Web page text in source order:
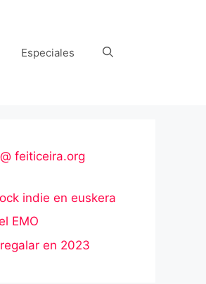
Especiales
feiticeira.org
indie en euskera
EMO
en 2023